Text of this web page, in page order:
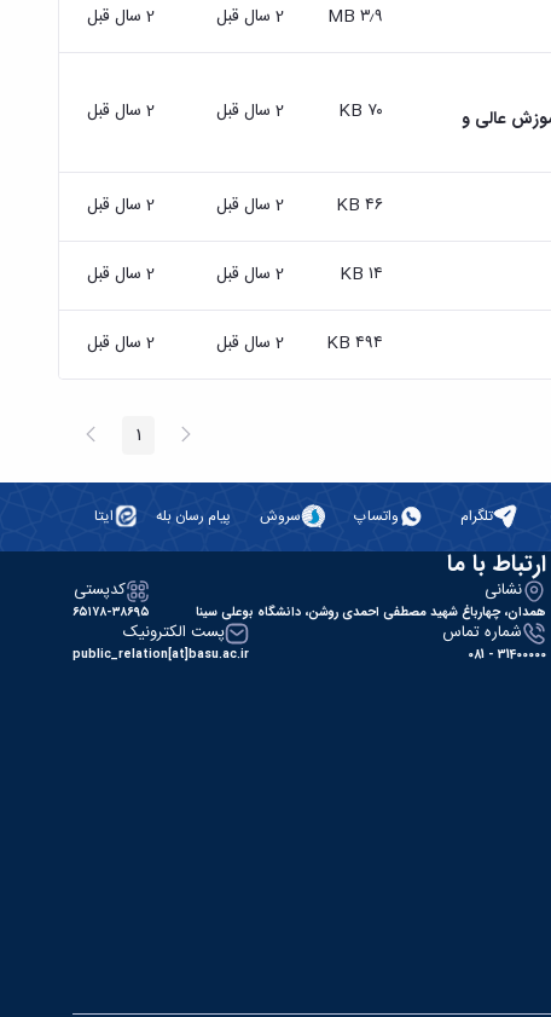
۳٫۹ MB 2 سال قبل 2 سال قبل
عالی و
۷۰ KB 2 سال قبل 2 سال قبل
۴۶ KB 2 سال قبل 2 سال قبل
۱۴ KB 2 سال قبل 2 سال قبل
۴۹۴ KB 2 سال قبل 2 سال قبل
پیغام صفحه1 صفحه
تلگرام واتساپ سروش پیام رسان بله ایتا
ارتباط با ما
نشانی
همدان، چهارباغ شهید مصطفی احمدی روشن، دانشگاه بوعلی سینا
کدپستی
۶۵۱۷۸-۳۸۶۹۵
شماره تماس
31400000 - 081
پست الکترونیک
public_relation[at]basu.ac.ir